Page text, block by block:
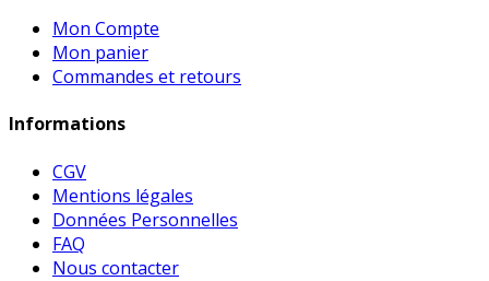
Mon Compte
Mon panier
Commandes et retours
Informations
CGV
Mentions légales
Données Personnelles
FAQ
Nous contacter